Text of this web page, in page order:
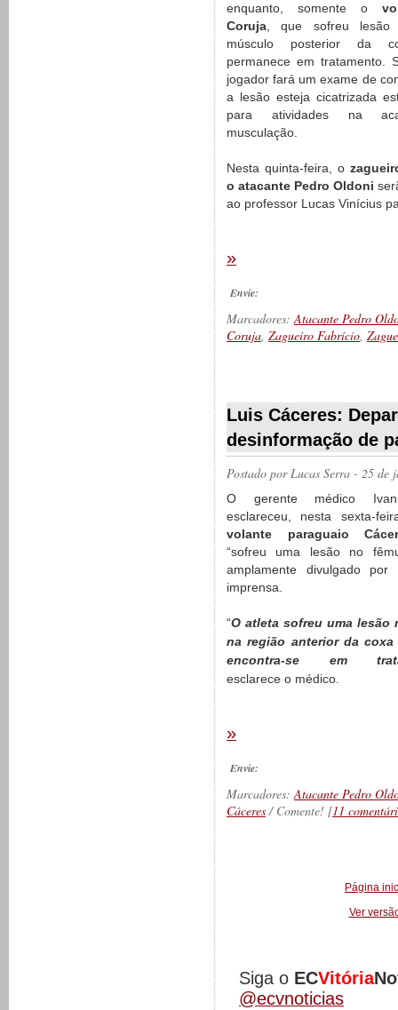
enquanto, somente o
Coruja , que sofreu
músculo posterior da
permanece em tratamento.
jogador fará um exame de
a lesão esteja cicatrizada
para atividades na
musculação.
Nesta quinta-feira, o
o atacante Pedro Oldoni
ao professor Lucas Vinícius
»
Envie:
Marcadores:Atacante Pedro
Coruja, Zagueiro Fabrício,
Luis Cáceres:
desinformação de
Postado por Lucas Serra - 25 de
O gerente médico
esclareceu, nesta sexta-
volante paraguaio
“sofreu uma lesão no
amplamente divulgado por
imprensa.
“O atleta sofreu uma lesão
na região anterior da
encontra-se em
esclarece o médico.
»
Envie:
Marcadores: Atacante Pedro
Cáceres / Comente! [11
Página
Ver
Siga o ECVitória
@ecvnoticias